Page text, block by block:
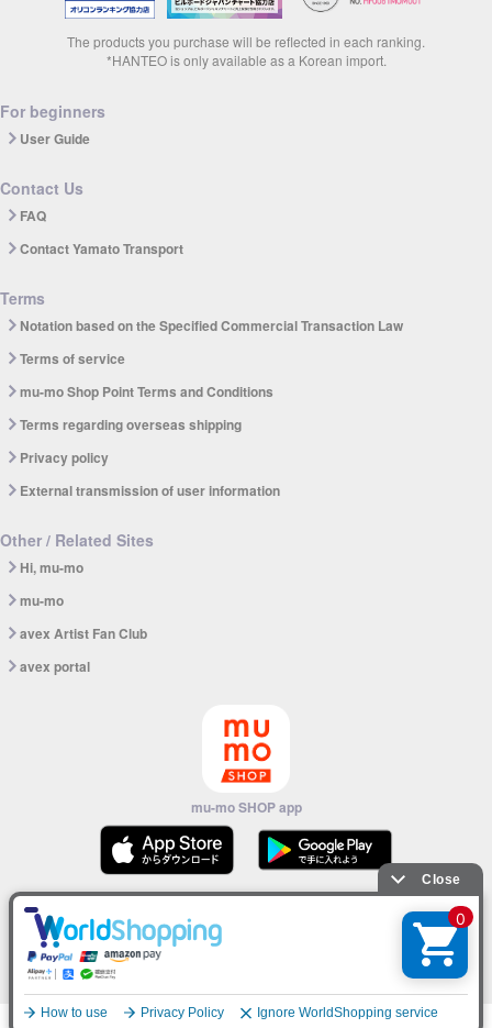
The products you purchase will be reflected in each ranking.
*HANTEO is only available as a Korean import.
For beginners
User Guide
Contact Us
FAQ
Contact Yamato Transport
Terms
Notation based on the Specified Commercial Transaction Law
Terms of service
mu-mo Shop Point Terms and Conditions
Terms regarding overseas shipping
Privacy policy
External transmission of user information
Other / Related Sites
Hi, mu-mo
mu-mo
avex Artist Fan Club
avex portal
mu-mo SHOP app
English